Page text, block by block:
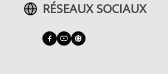
RÉSEAUX SOCIAUX